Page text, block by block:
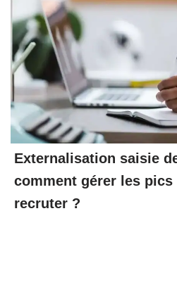
Externalisation saisie
comment gérer les pics
recruter ?